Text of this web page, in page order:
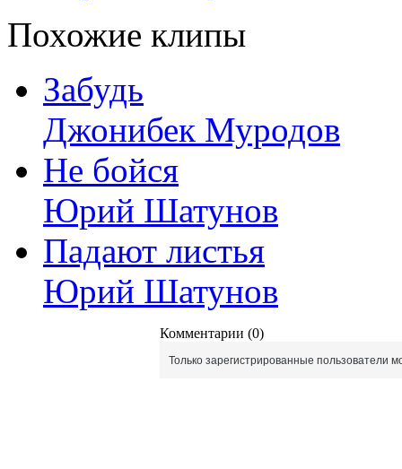
Похожие клипы
Забудь
Джонибек Муродов
Не бойся
Юрий Шатунов
Падают листья
Юрий Шатунов
Комментарии (0)
Только зарегистрированные пользователи